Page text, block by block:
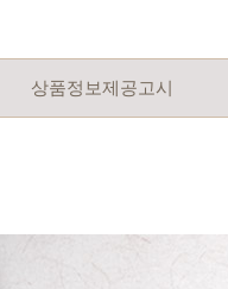
상품정보제공고시